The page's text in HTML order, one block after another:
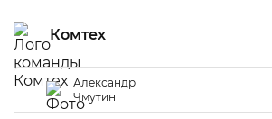
Комтех
Александр
Чмутин